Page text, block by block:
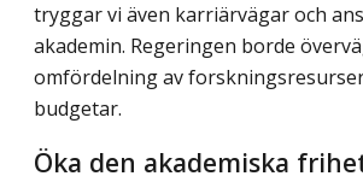
tryggar vi även karriärvägar och
akademin. Regeringen borde
omfördelning av
budgetar.
Öka den akademiska